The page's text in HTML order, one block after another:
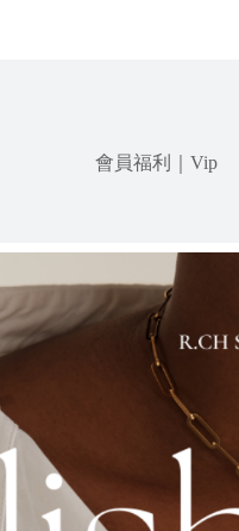
會員福利｜Vip